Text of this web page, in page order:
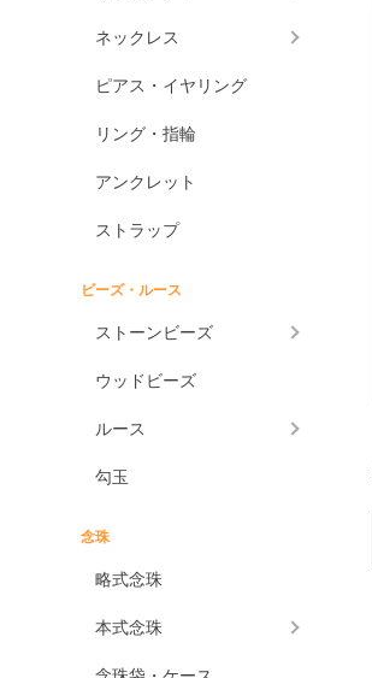
ネックレス
ピアス・イヤリング
リング・指輪
アンクレット
ストラップ
ビーズ・ルース
ストーンビーズ
ウッドビーズ
ルース
勾玉
念珠
略式念珠
本式念珠